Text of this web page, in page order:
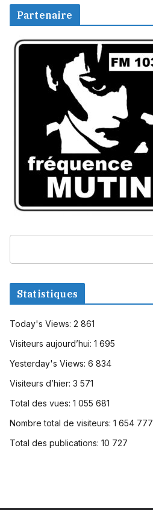
Partenaire
Statistiques
Today's Views: 2 861
Visiteurs aujourd’hui: 1 695
Yesterday's Views: 6 834
Visiteurs d’hier: 3 571
Total des vues: 1 055 681
Nombre total de visiteurs: 1 654 777
Total des publications: 10 727